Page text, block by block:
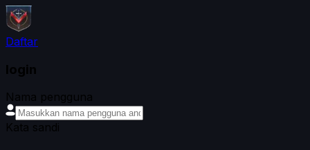
Daftar
login
Nama pengguna
Kata sandi